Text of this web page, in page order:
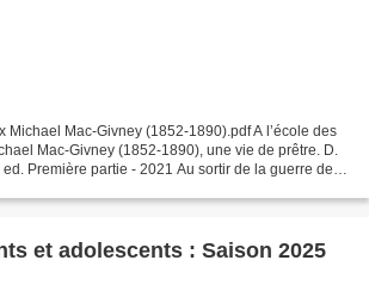
Michael Mac-Givney (1852-1890).pdf A l’école des
Mac-Givney (1852-1890), une vie de prêtre. D.
ed. Première partie - 2021 Au sortir de la guerre de
et adolescents : Saison 2025